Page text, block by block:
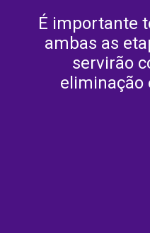
É importante
ambas as
servirão
eliminação